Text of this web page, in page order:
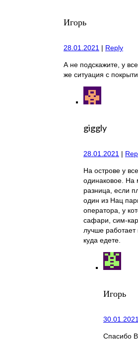
Игорь
28.01.2021 | Reply
А не подскажите, у
же ситуация с
giggly
28.01.2021 |
На острове у
одинаковое. На
разница, если
один из Нац
оператора, у
сафари, сим-
лучше
куда едете.
Игорь
30.01.2021
Спасибо